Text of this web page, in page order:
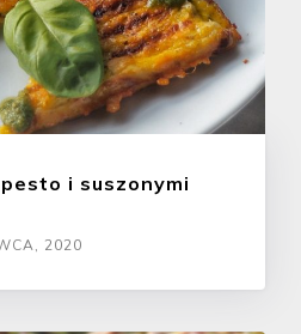
i suszonymi
2020